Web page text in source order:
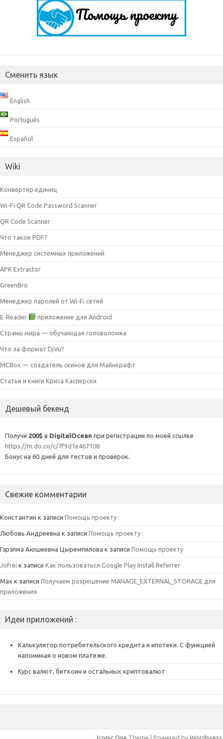
Сменить язык
English
Português
Español
Wiki
Конвертер единиц
Wi-Fi QR Code Password Scanner
QR Code Scanner
Что такое PDF?
Менеджер системных приложений
APK Extractor
GreenBro
Менеджер паролей от Wi-Fi сетей
E-Reader приложение для Android
Страны мира — обучающая головоломка
Что за формат DjVu?
MCBox — создатель скинов для Майнкрафт
Статьи и книги Криса Касперски
Дешевый бекенд
Получи 200$ в DigitalOcean при регистрации по моей ссылке
https://m.do.co/c/7f9d1e467108
Бонус на 60 дней для тестов и проверок.
Свежие комментарии
Константин к записи Помощь проекту
Любовь Андреевна к записи Помощь проекту
Гэрэлма Аюшеевна Цыремпилова к записи Помощь проекту
Jofrei к записи Как пользоваться Google Play Install Referrer
Max к записи Получаем разрешение MANAGE_EXTERNAL_STORAGE для
приложения
Идеи приложений :
Калькулятор потребительского кредита и ипотеки. С функцией
напоминая о новом платеже.
Курс валют, биткоин и остальных криптовалют
Iconic One Theme | Powered by Wordpress